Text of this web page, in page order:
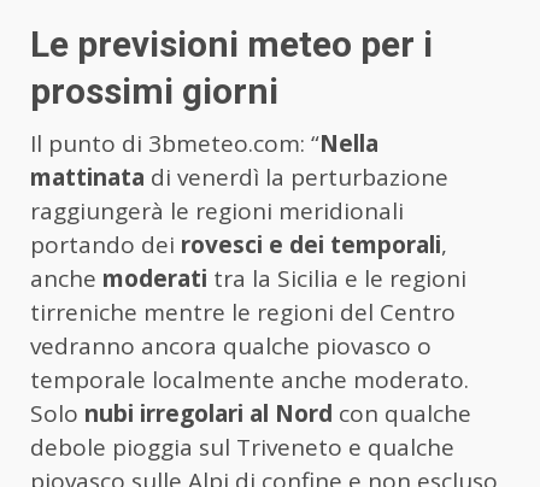
Le previsioni meteo per i
prossimi giorni
Il punto di 3bmeteo.com: “Nella
mattinata di venerdì la perturbazione
raggiungerà le regioni meridionali
portando dei rovesci e dei temporali,
anche moderati tra la Sicilia e le regioni
tirreniche mentre le regioni del Centro
vedranno ancora qualche piovasco o
temporale localmente anche moderato.
Solo nubi irregolari al Nord con qualche
debole pioggia sul Triveneto e qualche
piovasco sulle Alpi di confine e non escluso